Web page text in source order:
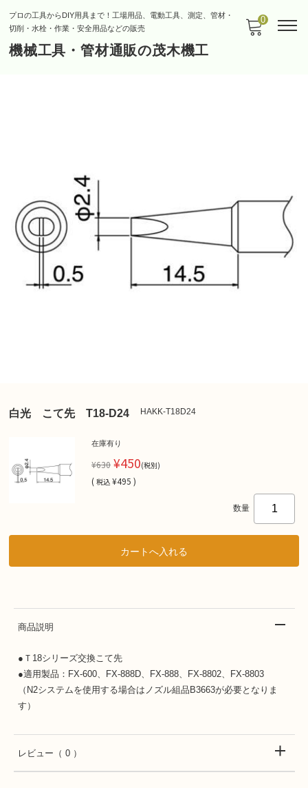
プロの工具からDIY用具まで！工場用品、電動工具、測定、管材・
切削・水栓・作業・安全用品などの販売
機械工具・管材通販の茂木機工
0
白光 こて先 T18-D24 HAKK-T18D24
在庫有り
¥630 ¥450(税別)
( 税込 ¥495 )
数量
商品説明
●Ｔ18シリーズ交換こて先
●適用製品：FX-600、FX-888D、FX-888、FX-8802、FX-8803
（N2システムを使用する場合はノズル組品B3663が必要となりま
す）
レビュー （ 0 ）